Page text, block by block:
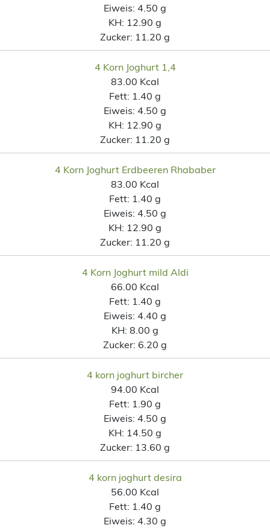
Eiweis: 4.50 g
KH: 12.90 g
Zucker: 11.20 g
4 Korn Joghurt 1,4
83.00 Kcal
Fett: 1.40 g
Eiweis: 4.50 g
KH: 12.90 g
Zucker: 11.20 g
4 Korn Joghurt Erdbeeren Rhababer
83.00 Kcal
Fett: 1.40 g
Eiweis: 4.50 g
KH: 12.90 g
Zucker: 11.20 g
4 Korn Joghurt mild Aldi
66.00 Kcal
Fett: 1.40 g
Eiweis: 4.40 g
KH: 8.00 g
Zucker: 6.20 g
4 korn joghurt bircher
94.00 Kcal
Fett: 1.90 g
Eiweis: 4.50 g
KH: 14.50 g
Zucker: 13.60 g
4 korn joghurt desira
56.00 Kcal
Fett: 1.40 g
Eiweis: 4.30 g